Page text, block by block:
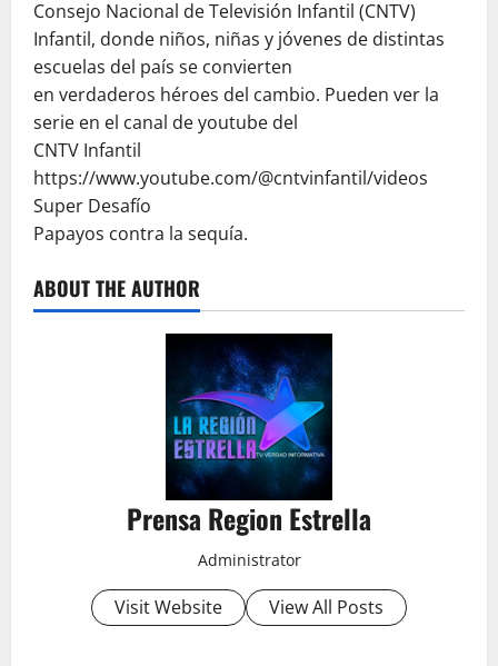
Consejo Nacional de Televisión Infantil (CNTV)
Infantil, donde niños, niñas y jóvenes de distintas
escuelas del país se convierten
en verdaderos héroes del cambio. Pueden ver la
serie en el canal de youtube del
CNTV Infantil
https://www.youtube.com/@cntvinfantil/videos
Super Desafío
Papayos contra la sequía.
ABOUT THE AUTHOR
Prensa Region Estrella
Administrator
Visit Website View All Posts